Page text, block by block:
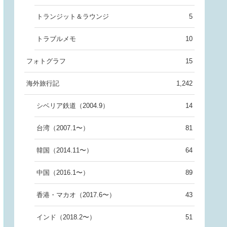
トランジット＆ラウンジ 5
トラブルメモ 10
フォトグラフ 15
海外旅行記 1,242
シベリア鉄道（2004.9） 14
台湾（2007.1〜） 81
韓国（2014.11〜） 64
中国（2016.1〜） 89
香港・マカオ（2017.6〜） 43
インド（2018.2〜） 51